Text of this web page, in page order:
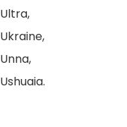
Ultra,
Ukraine,
Unna,
Ushuaia.